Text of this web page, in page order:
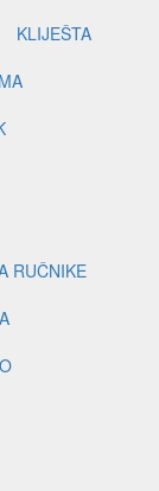
KLIJEŠTA
RUČNIKE